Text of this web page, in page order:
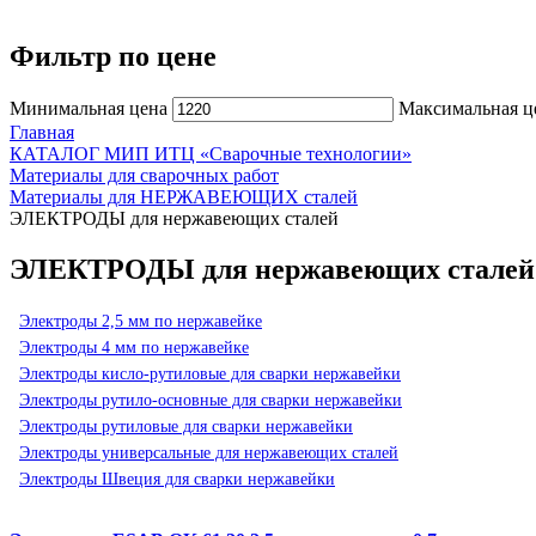
Фильтр по цене
Минимальная цена Максимальная
Главная
КАТАЛОГ МИП ИТЦ «Сварочные технологии»
Материалы для сварочных работ
Материалы для НЕРЖАВЕЮЩИХ сталей
ЭЛЕКТРОДЫ для нержавеющих сталей
ЭЛЕКТРОДЫ для нержавеющих сталей
Электроды 2,5 мм по нержавейке
Электроды 4 мм по нержавейке
Электроды кисло-рутиловые для сварки нержавейки
Электроды рутило-основные для сварки нержавейки
Электроды рутиловые для сварки нержавейки
Электроды универсальные для нержавеющих сталей
Электроды Швеция для сварки нержавейки